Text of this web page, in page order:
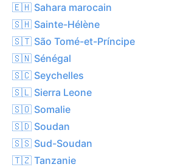
🇪🇭 Sahara marocain
🇸🇭 Sainte-Hélène
🇸🇹 São Tomé-et-Príncipe
🇸🇳 Sénégal
🇸🇨 Seychelles
🇸🇱 Sierra Leone
🇸🇴 Somalie
🇸🇩 Soudan
🇸🇸 Sud-Soudan
🇹🇿 Tanzanie